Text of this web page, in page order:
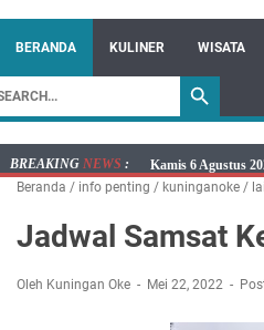
BERANDA KULINER WISATA
BREAKING NEWS :
Kamis 6 Agustus
Besaran Biayanya
Layanan Mobil
Embun Pagi
Setiap Noda Ada
Beranda / info penting / kuninganoke /
Jadwal Samsat
Oleh Kuningan Oke Mei 22, 2022